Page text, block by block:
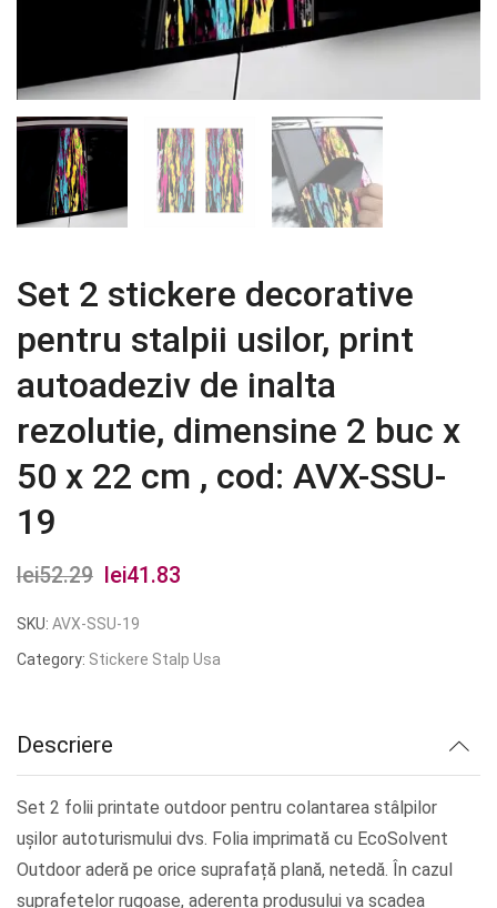
Set 2 stickere decorative
pentru stalpii usilor, print
autoadeziv de inalta
rezolutie, dimensine 2 buc x
50 x 22 cm , cod: AVX-SSU-
19
lei52.29
Prețul
inițial
a
lei41.83
este:
SKU: AVX-SSU-19
Category: Stickere Stalp Usa
Descriere
Set 2 folii printate outdoor pentru colantarea stâlpilor
ușilor autoturismului dvs. Folia imprimată cu EcoSolvent
Outdoor aderă pe orice suprafață plană, netedă. În cazul
suprafețelor rugoase, aderența produsului va scadea